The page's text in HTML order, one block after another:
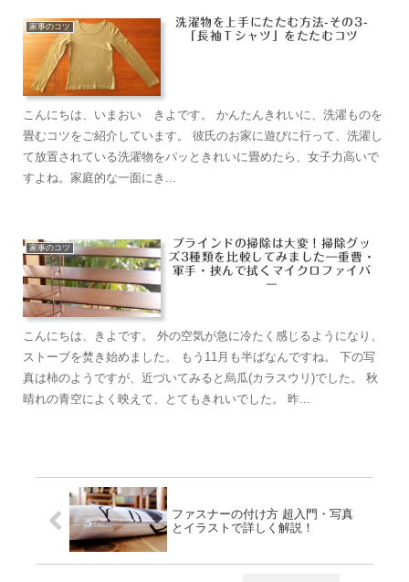
家事のコツ
洗濯物を上手にたたむ方法-その3-
「長袖Ｔシャツ」をたたむコツ
こんにちは、いまおい きよです。 かんたんきれいに、洗濯ものを
畳むコツをご紹介しています。 彼氏のお家に遊びに行って、洗濯し
て放置されている洗濯物をパッときれいに畳めたら、女子力高いで
すよね。家庭的な一面にき...
家事のコツ
ブラインドの掃除は大変！掃除グッ
ズ3種類を比較してみました―重曹・
軍手・挟んで拭くマイクロファイバ
ー
こんにちは、きよです。 外の空気が急に冷たく感じるようになり、
ストーブを焚き始めました。 もう11月も半ばなんですね。 下の写
真は柿のようですが、近づいてみると烏瓜(カラスウリ)でした。 秋
晴れの青空によく映えて、とてもきれいでした。 昨...
ファスナーの付け方 超入門・写真
とイラストで詳しく解説！